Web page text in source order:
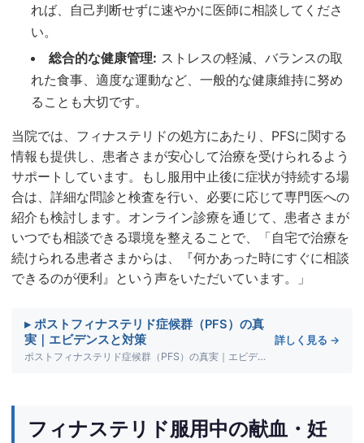
れば、自己判断せずに速やかに医師に相談してくださ
い。
総合的な健康管理: ストレスの軽減、バランスの取
れた食事、適度な運動など、一般的な健康維持に努め
ることも大切です。
当院では、フィナステリドの処方にあたり、PFSに関する
情報も提供し、患者さまが安心して治療を受けられるよう
サポートしています。もし服用中止後に症状が持続する場
合は、詳細な問診と検査を行い、必要に応じて専門医への
紹介も検討します。オンライン診療を通じて、患者さまが
いつでも相談できる環境を整えることで、「自宅で治療を
続けられる患者さまからは、『何かあった時にすぐに相談
できるのが便利』という声をいただいています。」
▸ ポストフィナステリド症候群（PFS）の真
実｜エビデンスと対策
ポストフィナステリド症候群（PFS）の真実｜エビデンスと対策について詳しく解説します。
詳しく見る →
フィナステリド服用中の献血・妊